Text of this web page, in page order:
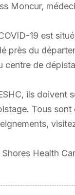
Moncur,
19 est
près du
centre de
ils doivent
Tous
Health